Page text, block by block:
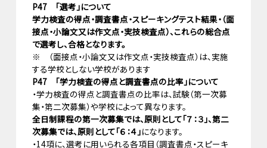
P47 「選考」について
学力検査の得点・調査書点・スピーキングテスト結果・（面
接点・小論文又は作文点・実技検査点）、これらの総合点
で選考し、合格となります。
※ （面接点・小論文又は作文点・実技検査点）は、実施
する学校としない学校があります
P47 「学力検査の得点と調査書点の比率」について
・学力検査の得点と調査書点の比率は、試験（第一次募
集・第二次募集）や学校によって異なります。
全日制課程の第一次募集では、原則として「７：３」、第二
次募集では、原則として「６：４」になります。
・14項に、選考に用いられる各項目（調査書点・スピーキ